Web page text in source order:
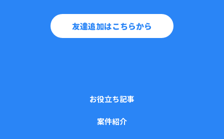
友達追加はこちらから
お役立ち記事
案件紹介